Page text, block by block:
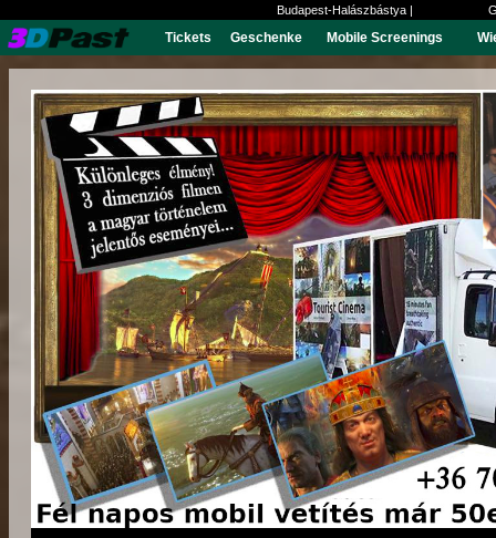
Budapest-Halászbástya |
Tickets Geschenke Mobile Screenings